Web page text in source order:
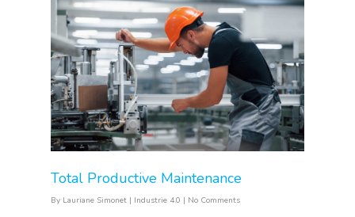
Total Productive Maintenance
By Lauriane Simonet | Industrie 4.0 | No Comments
FAQ